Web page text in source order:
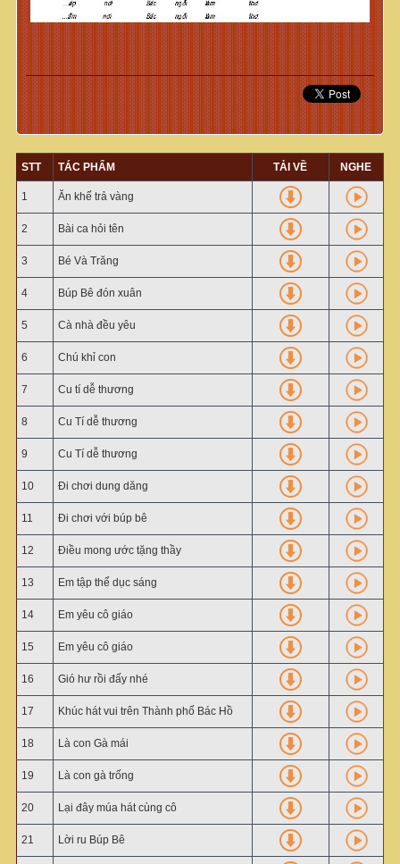
STT TÁC PHẨM TẢI VỀ NGHE
1 Ăn khế trả vàng
2 Bài ca hỏi tên
3 Bé Và Trăng
4 Búp Bê đón xuân
5 Cà nhà đều yêu
6 Chú khỉ con
7 Cu tí dễ thương
8 Cu Tí dễ thương
9 Cu Tí dễ thương
10 Đi chơi dung dăng
11 Đi chơi với búp bê
12 Điều mong ước tặng thầy
13 Em tập thể dục sáng
14 Em yêu cô giáo
15 Em yêu cô giáo
16 Gió hư rồi đấy nhé
17 Khúc hát vui trên Thành phố Bác Hồ
18 Là con Gà mái
19 Là con gà trống
20 Lại đây múa hát cùng cô
21 Lời ru Búp Bê